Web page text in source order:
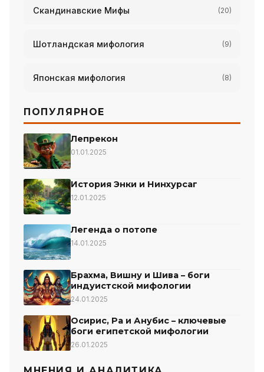
Скандинавские Мифы (20)
Шотландская мифология (9)
Японская мифология (8)
ПОПУЛЯРНОЕ
Лепрекон
01.01.2025
История Энки и Нинхурсаг
12.01.2025
Легенда о потопе
14.01.2025
Брахма, Вишну и Шива – боги
индуистской мифологии
24.01.2025
Осирис, Ра и Анубис – ключевые
боги египетской мифологии
26.01.2025